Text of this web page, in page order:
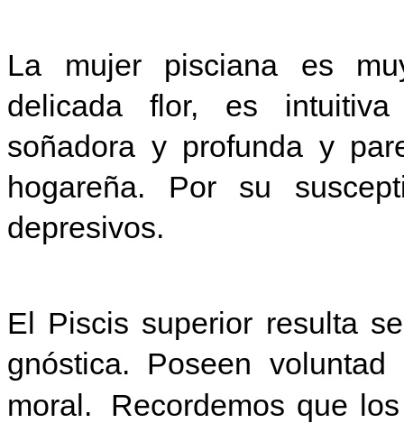
La mujer pisciana es
delicada flor, es
soñadora y profunda y
hogareña. Por su
depresivos.
El Piscis superior resulta
gnóstica. Poseen
moral. Recordemos que